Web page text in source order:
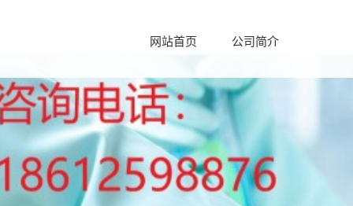
网站首页 公司简介
公司简介
主营业务
资质荣誉
服务流程